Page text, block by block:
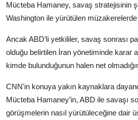
Mücteba Hamaney, savaş stratejisinin
Washington ile yürütülen
Ancak ABD’li yetkililer, savaş sonrası
olduğu belirtilen İran yönetiminde karar
kimde bulunduğunun halen net
CNN'in konuya yakın kaynaklara
Mücteba Hamaney’in, ABD ile savaşı
görüşmelerin nasıl yürütüleceğine dair